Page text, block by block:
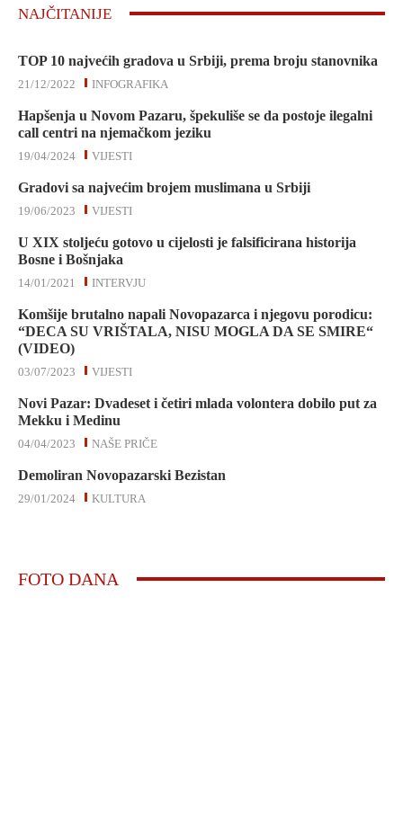
NAJČITANIJE
TOP 10 najvećih gradova u Srbiji, prema broju stanovnika
INFOGRAFIKA
21/12/2022
Hapšenja u Novom Pazaru, špekuliše se da postoje ilegalni
call centri na njemačkom jeziku
VIJESTI
19/04/2024
Gradovi sa najvećim brojem muslimana u Srbiji
VIJESTI
19/06/2023
U XIX stoljeću gotovo u cijelosti je falsificirana historija
Bosne i Bošnjaka
INTERVJU
14/01/2021
Komšije brutalno napali Novopazarca i njegovu porodicu:
“DECA SU VRIŠTALA, NISU MOGLA DA SE SMIRE“
(VIDEO)
VIJESTI
03/07/2023
Novi Pazar: Dvadeset i četiri mlada volontera dobilo put za
Mekku i Medinu
NAŠE PRIČE
04/04/2023
Demoliran Novopazarski Bezistan
KULTURA
29/01/2024
FOTO DANA